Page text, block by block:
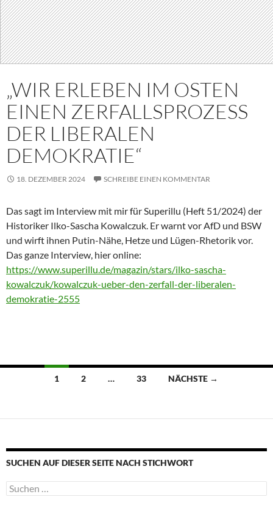
„WIR ERLEBEN IM OSTEN
EINEN ZERFALLSPROZESS
DER LIBERALEN
DEMOKRATIE“
18. DEZEMBER 2024 SCHREIBE EINEN KOMMENTAR
Das sagt im Interview mit mir für Superillu (Heft 51/2024) der
Historiker Ilko-Sascha Kowalczuk. Er warnt vor AfD und BSW
und wirft ihnen Putin-Nähe, Hetze und Lügen-Rhetorik vor.
Das ganze Interview, hier online:
https://www.superillu.de/magazin/stars/ilko-sascha-
kowalczuk/kowalczuk-ueber-den-zerfall-der-liberalen-
demokratie-2555
Beitragsnavigation
1 2 … 33 NÄCHSTE →
SUCHEN AUF DIESER SEITE NACH STICHWORT
Suche
nach: